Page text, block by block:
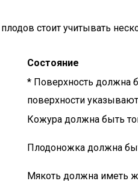
стоит учитывать
Состояние
* Поверхность должна
поверхности
Кожура должна быть
Плодоножка должна
Мякоть должна иметь